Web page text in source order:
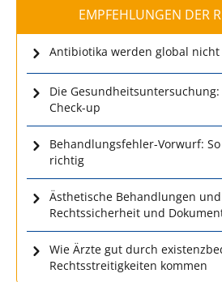
EMPFEHLUNGEN DER
Antibiotika werden global
Die
Check-up
Behandlungsfehler-Vorwurf:
richtig
Ästhetische Behandlungen
Rechtssicherheit und
Wie Ärzte gut durch
Rechtsstreitigkeiten kommen